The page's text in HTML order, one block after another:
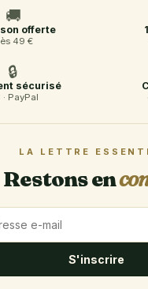
🚚
offerte
49 €
🔒
sécurisé
· PayPal
LA LETTRE
Restons en
S'inscrire